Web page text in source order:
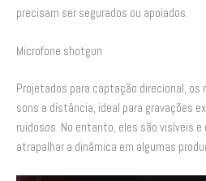
precisam ser segurados ou apoiados.
Microfone shotgun
Projetados para captação direcional,
sons a distância, ideal para gravações
ruidosos. No entanto, eles são visíveis e
atrapalhar a dinâmica em algumas